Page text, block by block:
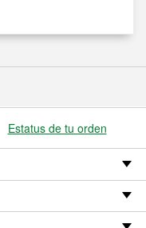
Estatus de tu orden